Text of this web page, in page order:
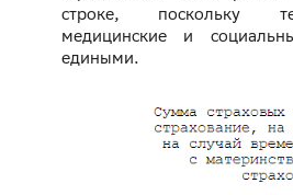
строке, поскольку
медицинские и
едиными.